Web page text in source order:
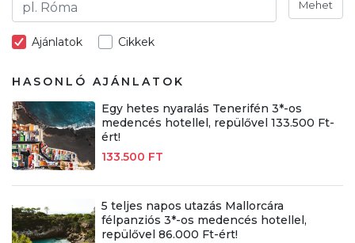
Mehet
Ajánlatok Cikkek
HASONLÓ AJÁNLATOK
Egy hetes nyaralás Tenerifén 3*-os
medencés hotellel, repülővel 133.500 Ft-
ért!
133.500 FT
5 teljes napos utazás Mallorcára
félpanziós 3*-os medencés hotellel,
repülővel 86.000 Ft-ért!